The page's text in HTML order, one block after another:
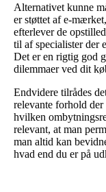
Alternativet kunne
er støttet af e-
efterlever de
til af specialister der
Det er en rigtig god
dilemmaer ved dit
Endvidere tilrådes
relevante forhold
hvilken
relevant, at man
man altid kan
hvad end du er på